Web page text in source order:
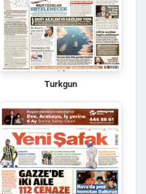
Turkgun